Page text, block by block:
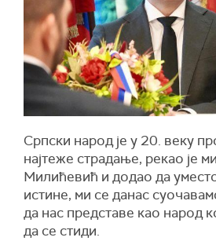
Српски народ је у 20. веку
најтеже страдање, рекао је
Милићевић и додао да
истине, ми се данас
да нас представе као народ
да се стиди.